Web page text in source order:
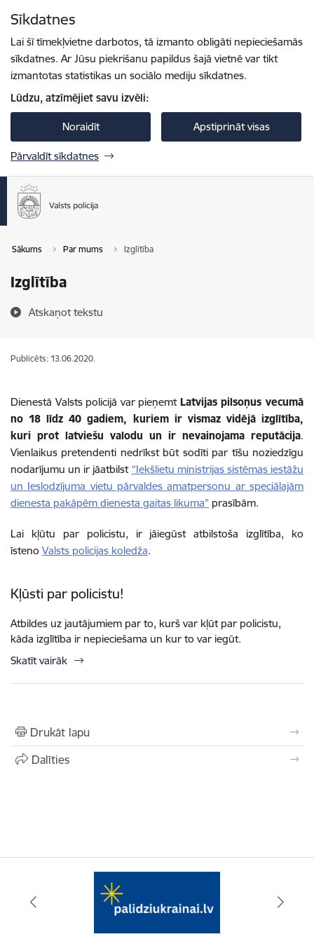
Sīkdatnes
Lai šī tīmekļvietne darbotos, tā izmanto obligāti nepieciešamās
sīkdatnes. Ar Jūsu piekrišanu papildus šajā vietnē var tikt
izmantotas statistikas un sociālo mediju sīkdatnes.
Lūdzu, atzīmējiet savu izvēli:
Noraidīt Apstiprināt visas
Pārvaldīt sīkdatnes
Sākums Par mums Izglītība
Izglītība
Atskaņot tekstu
Publicēts: 13.06.2020.
Dienestā Valsts policijā var pieņemt Latvijas pilsoņus vecumā
no 18 līdz 40 gadiem, kuriem ir vismaz vidējā izglītība,
kuri prot latviešu valodu un ir nevainojama reputācija.
Vienlaikus pretendenti nedrīkst būt sodīti par tīšu noziedzīgu
nodarījumu un ir jāatbilst “Iekšlietu ministrijas sistēmas iestāžu
un Ieslodzījuma vietu pārvaldes amatpersonu ar speciālajām
dienesta pakāpēm dienesta gaitas likuma” prasībām.
Lai kļūtu par policistu, ir jāiegūst atbilstoša izglītība, ko
īsteno Valsts policijas koledža.
Kļūsti par policistu!
Atbildes uz jautājumiem par to, kurš var kļūt par policistu,
kāda izglītība ir nepieciešama un kur to var iegūt.
Skatīt vairāk
Drukāt lapu
Dalīties